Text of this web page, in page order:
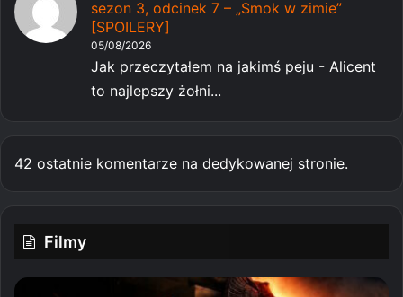
sezon 3, odcinek 7 – „Smok w zimie”
[SPOILERY]
05/08/2026
Jak przeczytałem na jakimś peju - Alicent
to najlepszy żołni...
42 ostatnie komentarze na dedykowanej stronie.
Filmy